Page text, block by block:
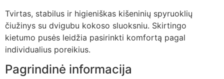
Tvirtas, stabilus ir higieniškas kišeninių spyruoklių
čiužinys su dvigubu kokoso sluoksniu. Skirtingo
kietumo pusės leidžia pasirinkti komfortą pagal
individualius poreikius.
Pagrindinė informacija